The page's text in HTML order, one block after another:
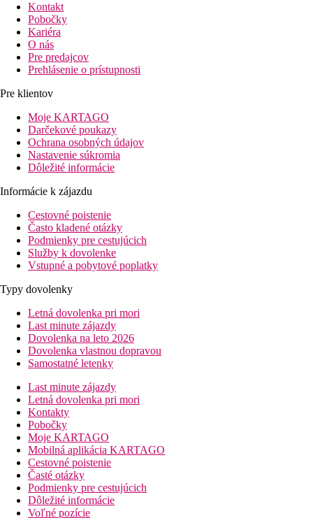
Kontakt
Pobočky
Kariéra
O nás
Pre predajcov
Prehlásenie o prístupnosti
Pre klientov
Moje KARTAGO
Darčekové poukazy
Ochrana osobných údajov
Nastavenie súkromia
Dôležité informácie
Informácie k zájazdu
Cestovné poistenie
Často kladené otázky
Podmienky pre cestujúcich
Služby k dovolenke
Vstupné a pobytové poplatky
Typy dovolenky
Letná dovolenka pri mori
Last minute zájazdy
Dovolenka na leto 2026
Dovolenka vlastnou dopravou
Samostatné letenky
Last minute zájazdy
Letná dovolenka pri mori
Kontakty
Pobočky
Moje KARTAGO
Mobilná aplikácia KARTAGO
Cestovné poistenie
Časté otázky
Podmienky pre cestujúcich
Dôležité informácie
Voľné pozície